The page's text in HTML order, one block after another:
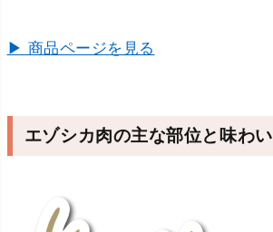
▶ 商品ページを見る
エゾシカ肉の主な部位と味わい